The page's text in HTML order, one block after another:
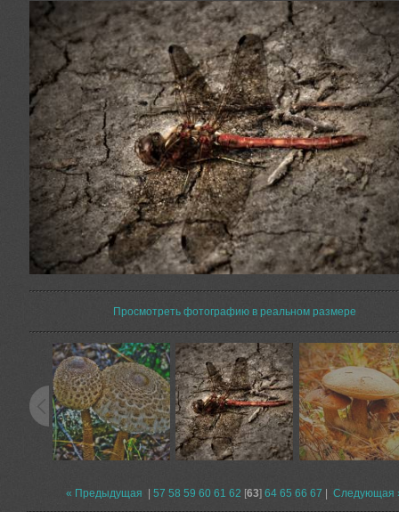
Просмотреть фотографию в реальном размере
« Предыдущая 57 58 59 60 61 62 [63] 64 65 66 67 Следующая